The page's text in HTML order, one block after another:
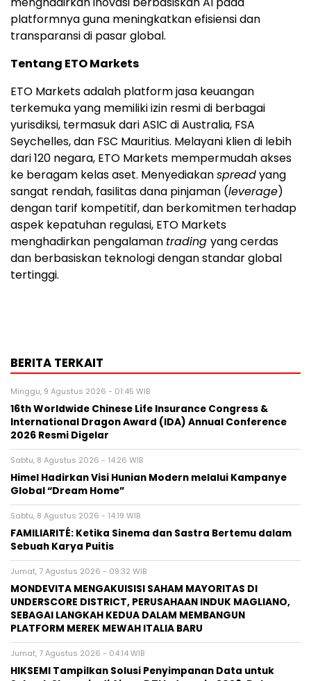
platformnya guna meningkatkan efisiensi dan
transparansi di pasar global.
Tentang ETO Markets
ETO Markets adalah platform jasa keuangan
terkemuka yang memiliki izin resmi di berbagai
yurisdiksi, termasuk dari ASIC di Australia, FSA
Seychelles, dan FSC Mauritius. Melayani klien di lebih
dari 120 negara, ETO Markets mempermudah akses
ke beragam kelas aset. Menyediakanspreadyang
sangat rendah, fasilitas dana pinjaman (leverage)
dengan tarif kompetitif, dan berkomitmen terhadap
aspek kepatuhan regulasi, ETO Markets
menghadirkan pengalaman trading yang cerdas
dan berbasiskan teknologi dengan standar global
tertinggi.
BERITA TERKAIT
Minggu, 9 Agustus 2026 - 01:45 WIB
16th Worldwide Chinese Life Insurance Congress &
International Dragon Award (IDA) Annual Conference
2026 Resmi Digelar
Sabtu, 8 Agustus 2026 - 14:26 WIB
Himel Hadirkan Visi Hunian Modern melalui Kampanye
Global “Dream Home”
Sabtu, 8 Agustus 2026 - 14:19 WIB
FAMILIARITÉ: Ketika Sinema dan Sastra Bertemu dalam
Sebuah Karya Puitis
Jumat, 7 Agustus 2026 - 09:32 WIB
MONDEVITA MENGAKUISISI SAHAM MAYORITAS DI
UNDERSCORE DISTRICT, PERUSAHAAN INDUK MAGLIANO,
SEBAGAI LANGKAH KEDUA DALAM MEMBANGUN
PLATFORM MEREK MEWAH ITALIA BARU
Jumat, 7 Agustus 2026 - 04:14 WIB
HIKSEMI Tampilkan Solusi Penyimpanan Data untuk